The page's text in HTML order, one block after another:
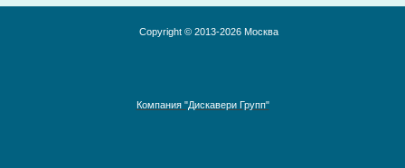
Copyright © 2013-2026 Москва
Компания "Дискавери Групп"